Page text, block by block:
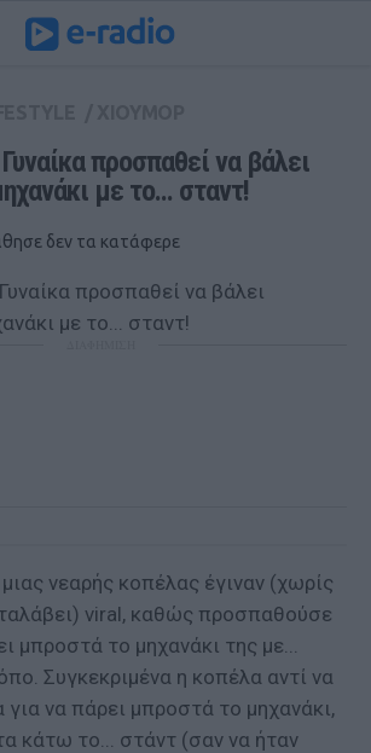
προσπαθεί να βάλει
με το... σταντ!
δεν τα κατάφερε
νεαρής κοπέλας έγιναν (χωρίς
viral, καθώς προσπαθούσε
μπροστά το μηχανάκι της με...
Συγκεκριμένα η κοπέλα αντί να
για να πάρει μπροστά το μηχανάκι,
κάτω το... στάντ (σαν να ήταν